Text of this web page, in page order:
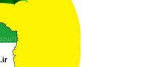
بدون
پیش
+بیمه